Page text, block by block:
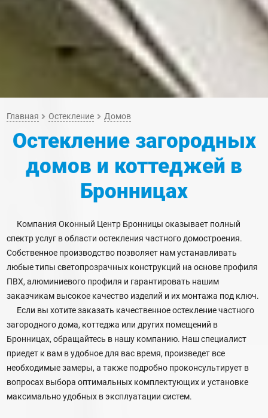
Главная Остекление Домов
Остекление загородных
домов и коттеджей в
Бронницах
Компания Оконный Центр Бронницы оказывает полный
спектр услуг в области остекления частного домостроения.
Собственное производство позволяет нам устанавливать
любые типы светопрозрачных конструкций на основе профиля
ПВХ, алюминиевого профиля и гарантировать нашим
заказчикам высокое качество изделий и их монтажа под ключ.
Если вы хотите заказать качественное остекление частного
загородного дома, коттеджа или других помещений в
Бронницах, обращайтесь в нашу компанию. Наш специалист
приедет к вам в удобное для вас время, произведет все
необходимые замеры, а также подробно проконсультирует в
вопросах выбора оптимальных комплектующих и установке
максимально удобных в эксплуатации систем.